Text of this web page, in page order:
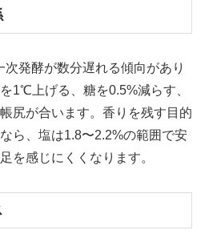
発酵が数分遅れる傾向があり
1℃上げる、糖を0.5%減らす、
尻が合います。香りを残す目的
ら、塩は1.8〜2.2%の範囲で安
を感じにくくなります。